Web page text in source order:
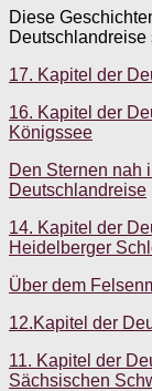
Diese
17. Kapitel der
16. Kapitel der
Königssee
Den Sternen nah
Deutschlandreise
14. Kapitel der
Heidelberger
Über dem
12.Kapitel der
11. Kapitel der
Sächsischen